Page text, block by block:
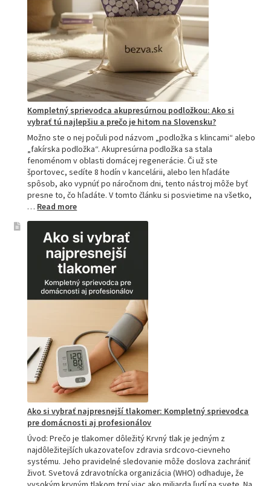
Kompletný sprievodca akupresúrnou podložkou: Ako si
vybrať tú najlepšiu a prečo je hitom na Slovensku?
Možno ste o nej počuli pod názvom „podložka s klincami“ alebo
„fakírska podložka“. Akupresúrna podložka sa stala
fenoménom v oblasti domácej regenerácie. Či už ste
športovec, sedíte 8 hodín v kancelárii, alebo len hľadáte
spôsob, ako vypnúť po náročnom dni, tento nástroj môže byť
presne to, čo hľadáte. V tomto článku si posvietime na všetko,
… Read more:
sprievodca
akupresúrnou
podložkou:
Ako
si
vybrať
tú
prečo
je
hitom
na
Slovensku?
Ako si vybrať najpresnejší tlakomer: Kompletný sprievodca
pre domácnosti aj profesionálov
Úvod: Prečo je tlakomer dôležitý Krvný tlak je jedným z
najdôležitejších ukazovateľov zdravia srdcovo-cievneho
systému. Jeho pravidelné sledovanie môže doslova zachrániť
život. Svetová zdravotnícka organizácia (WHO) odhaduje, že